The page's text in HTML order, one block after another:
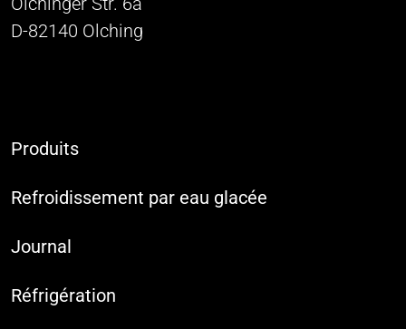
D-82140 Olching
Produits
Refroidissement par eau glacée
Journal
Réfrigération